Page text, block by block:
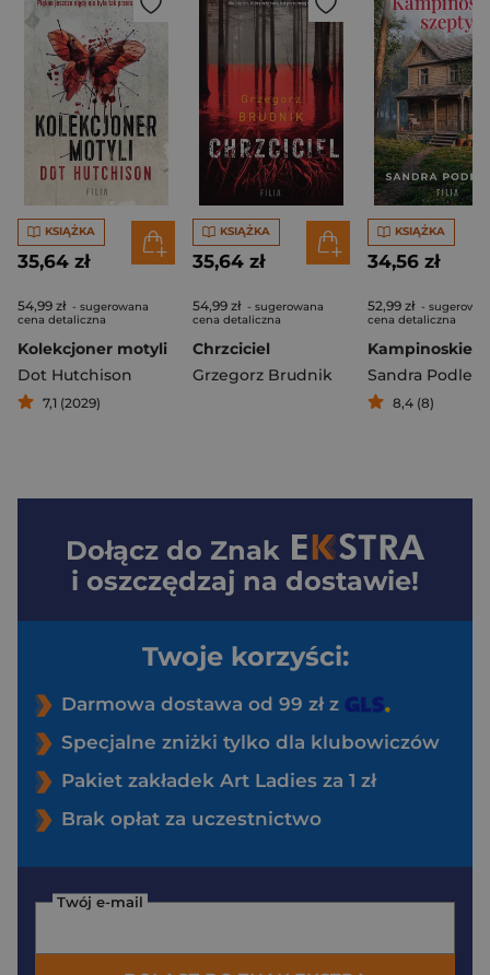
KSIĄŻKA
35,64 zł
54,99 zł - sugerowana
cena detaliczna
Kolekcjoner motyli
Dot Hutchison
7,1 (2029)
KSIĄŻKA
35,64 zł
54,99 zł - sugerowana
cena detaliczna
Chrzciciel
Grzegorz Brudnik
KSIĄŻKA
34,56 zł
52,99 zł -
cena detaliczna
Sandra
8,4 (8)
Dołącz do Znak
i oszczędzaj na dostawie!
Twoje korzyści:
Darmowa dostawa od 99 zł z
Specjalne zniżki tylko dla klubowiczów
Pakiet zakładek Art Ladies za 1 zł
Brak opłat za uczestnictwo
Twój e-mail